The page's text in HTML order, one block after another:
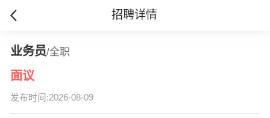
招聘详情
业务员/全职
面议
发布时间:2026-08-09